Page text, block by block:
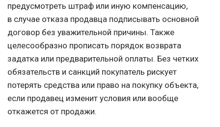
предусмотреть штраф или иную компенсацию,
в случае отказа продавца подписывать основной
договор без уважительной причины. Также
целесообразно прописать порядок возврата
задатка или предварительной оплаты. Без четких
обязательств и санкций покупатель рискует
потерять средства или право на покупку объекта,
если продавец изменит условия или вообще
откажется от продажи.